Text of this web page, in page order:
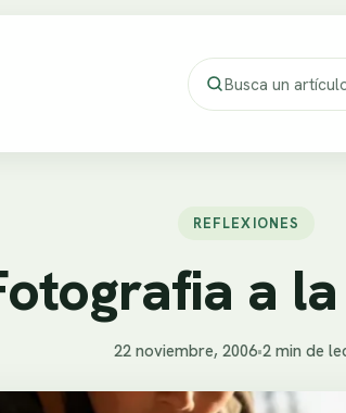
REFLEXIONES
a
22 noviembre, 2006•2 min de